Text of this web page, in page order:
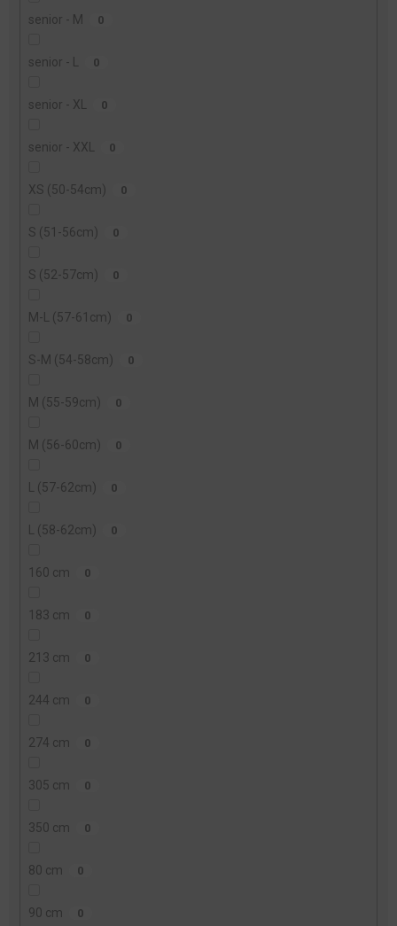
senior - M 0
senior - L 0
senior - XL 0
senior - XXL 0
XS (50-54cm) 0
S (51-56cm) 0
S (52-57cm) 0
M-L (57-61cm) 0
S-M (54-58cm) 0
M (55-59cm) 0
M (56-60cm) 0
L (57-62cm) 0
L (58-62cm) 0
160 cm 0
183 cm 0
213 cm 0
244 cm 0
274 cm 0
305 cm 0
350 cm 0
80 cm 0
90 cm 0